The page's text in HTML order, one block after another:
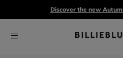
Discover the new